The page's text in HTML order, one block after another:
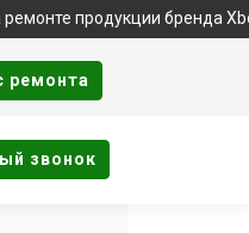
бренда Xbox.
ремонта
звонок